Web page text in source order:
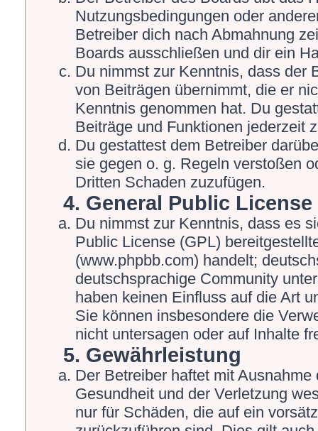
Nutzungsbedingungen oder
Betreiber dich nach Abmahnung
Boards ausschließen und dir ein
Du nimmst zur Kenntnis, dass der
von Beiträgen übernimmt, die er
Kenntnis genommen hat. Du
Beiträge und Funktionen jederzeit
Du gestattest dem Betreiber
sie gegen o. g. Regeln verstoßen
Dritten Schaden zuzufügen.
4. General Public License
Du nimmst zur Kenntnis, dass es
Public License (GPL)
(www.phpbb.com) handelt;
deutschsprachige Community
haben keinen Einfluss auf die Art
Sie können insbesondere die
nicht untersagen oder auf Inhalte
5. Gewährleistung
Der Betreiber haftet mit
Gesundheit und der Verletzung
nur für Schäden, die auf ein